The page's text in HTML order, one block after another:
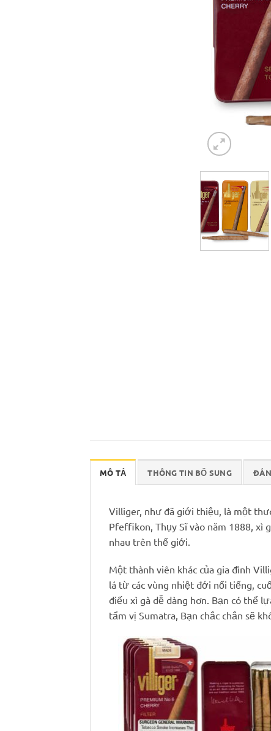
MÔ TẢ THÔNG TIN BỔ SUNG
Villiger, như đã giới thiệu, là một
Pfeffikon, Thụy Sĩ vào năm 1888, xì
nhau trên thế giới.
Một thành viên khác của gia đình
lá từ các vùng nhiệt đới nổi tiếng,
điếu xì gà dễ dàng hơn. Bạn có thể
tẩm vị Sumatra, Bạn chắc chắn sẽ